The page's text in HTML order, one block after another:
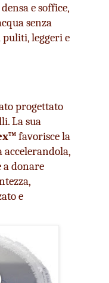
e soffice,
senza
leggeri e
progettato
favorisce la
accelerandola,
a donare
e